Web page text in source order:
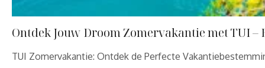
Ontdek Jouw Droom Zomervakantie met TUI –
TUI Zomervakantie: Ontdek de Perfecte